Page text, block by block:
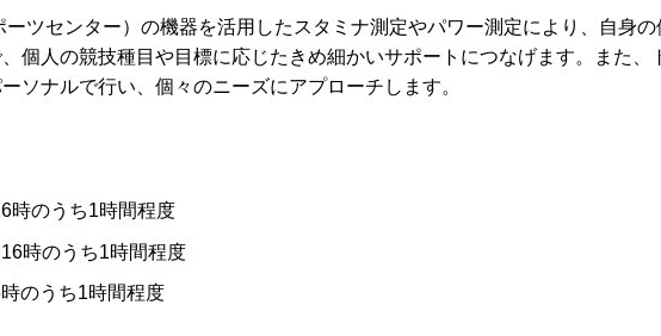
ツセンター）の機器を活用したスタミナ測定やパワー測定により、自身の
個人の競技種目や目標に応じたきめ細かいサポートにつなげます。また、
ソナルで行い、個々のニーズにアプローチします。
時のうち1時間程度
時のうち1時間程度
のうち1時間程度